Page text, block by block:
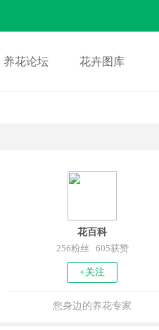
养花论坛 花卉图库
花百科
256粉丝 605获赞
+关注
您身边的养花专家